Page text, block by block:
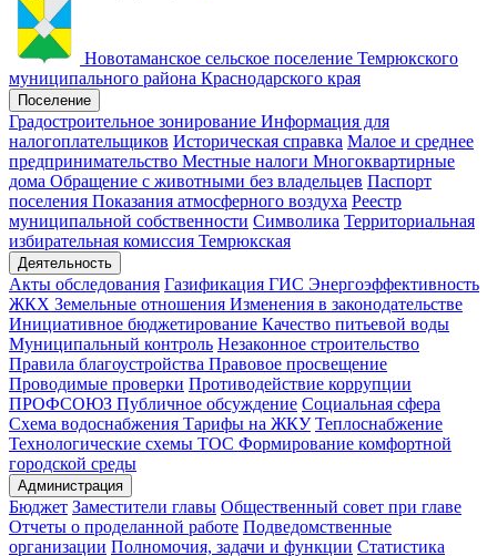
Новотаманское сельское поселение Темрюкского
муниципального района Краснодарского края
Поселение
Градостроительное зонирование Информация для
налогоплательщиков Историческая справка Малое и среднее
предпринимательство Местные налоги Многоквартирные
дома Обращение с животными без владельцев Паспорт
поселения Показания атмосферного воздуха Реестр
муниципальной собственности Символика Территориальная
избирательная комиссия Темрюкская
Деятельность
Акты обследования Газификация ГИС Энергоэффективность
ЖКХ Земельные отношения Изменения в законодательстве
Инициативное бюджетирование Качество питьевой воды
Муниципальный контроль Незаконное строительство
Правила благоустройства Правовое просвещение
Проводимые проверки Противодействие коррупции
ПРОФСОЮЗ Публичное обсуждение Социальная сфера
Схема водоснабжения Тарифы на ЖКУ Теплоснабжение
Технологические схемы ТОС Формирование комфортной
городской среды
Администрация
Бюджет Заместители главы Общественный совет при главе
Отчеты о проделанной работе Подведомственные
организации Полномочия, задачи и функции Статистика